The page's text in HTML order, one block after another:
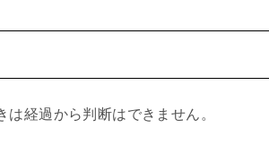
経過から判断はできません。